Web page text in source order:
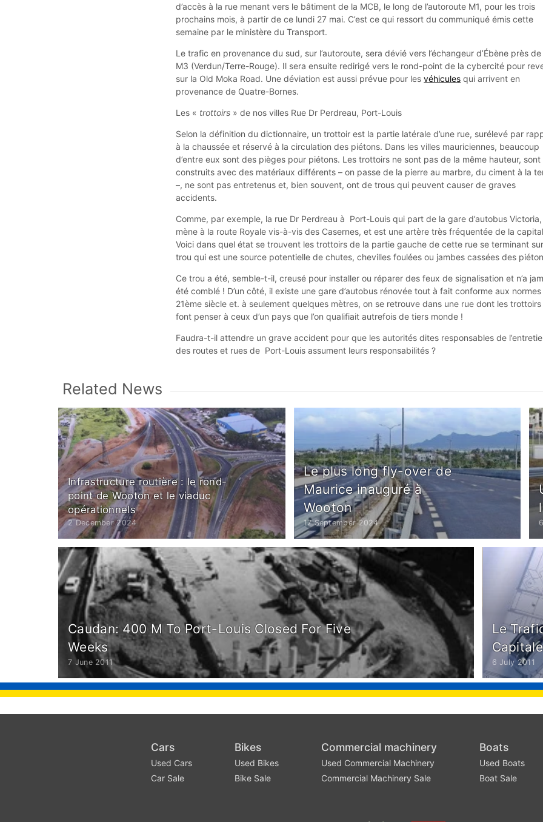
d’accès à la rue menant vers le bâtiment de la MCB, le long de l’autoroute M1, pour les trois
prochains mois, à partir de ce lundi 27 mai. C’est ce qui ressort du communiqué émis cette
semaine par le ministère du Transport.
Le trafic en provenance du sud, sur l’autoroute, sera dévié vers l’échangeur d’Ébène près de
M3 (Verdun/Terre-Rouge). Il sera ensuite redirigé vers le rond-point de la cybercité pour
sur la Old Moka Road. Une déviation est aussi prévue pour lesvéhicules qui arrivent en
provenance de Quatre-Bornes.
Les « trottoirs » de nos villes Rue Dr Perdreau, Port-Louis
Selon la définition du dictionnaire, un trottoir est la partie latérale d’une rue, surélevé par
à la chaussée et réservé à la circulation des piétons. Dans les villes mauriciennes, beaucoup
d’entre eux sont des pièges pour piétons. Les trottoirs ne sont pas de la même hauteur, sont
construits avec des matériaux différents – on passe de la pierre au marbre, du ciment à la
–, ne sont pas entretenus et, bien souvent, ont de trous qui peuvent causer de graves
accidents.
Comme, par exemple, la rue Dr Perdreau à Port-Louis qui part de la gare d’autobus Victoria,
mène à la route Royale vis-à-vis des Casernes, et est une artère très fréquentée de la
Voici dans quel état se trouvent les trottoirs de la partie gauche de cette rue se terminant
trou qui est une source potentielle de chutes, chevilles foulées ou jambes cassées des
Ce trou a été, semble-t-il, creusé pour installer ou réparer des feux de signalisation et n’a
été comblé ! D’un côté, il existe une gare d’autobus rénovée tout à fait conforme aux normes
21ème siècle et. à seulement quelques mètres, on se retrouve dans une rue dont les trottoirs
font penser à ceux d’un pays que l’on qualifiait autrefois de tiers monde !
Faudra-t-il attendre un grave accident pour que les autorités dites responsables de
des routes et rues de Port-Louis assument leurs responsabilités ?
Related News
Infrastructure routière : le rond-
point de Wooton et le viaduc
opérationnels
2 December 2024
Le plus long fly-over de
Maurice inauguré à
Wooton
17 September 2024
Caudan: 400 M To Port-Louis Closed For Five
Weeks
7 June 2011
Le
6 July 2011
Cars
Used Cars
Car Sale
Bikes
Used Bikes
Bike Sale
Commercial machinery
Used Commercial Machinery
Commercial Machinery Sale
Boats
Used Boats
Boat Sale